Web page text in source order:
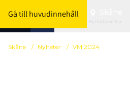
Gå till huvudinnehåll
Byt förbund här
Skåne / Nyheter / VM 2024